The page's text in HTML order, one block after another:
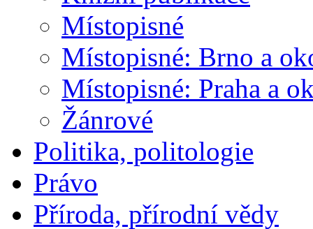
Místopisné
Místopisné: Brno a
Místopisné: Praha a
Žánrové
Politika, politologie
Právo
Příroda, přírodní vědy